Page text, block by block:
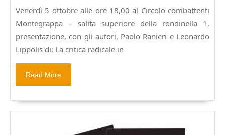
critica
radicale
in
Italia
LUDD
1967-
1970.
Venerdì 5 ottobre alle ore 18,00 al Circolo combattenti
Montegrappa – salita superiore della rondinella 1,
presentazione, con gli autori, Paolo Ranieri e Leonardo
Lippolis di: La critica radicale in
Read More